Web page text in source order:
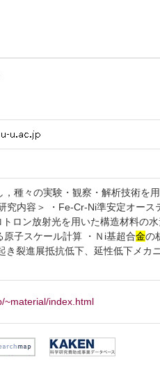
種々の実験・観察・解析技術を
究内容＞ ・Fe-Cr-Ni準安定オー
ロン放射光を用いた構造材料の
子スケール計算 ・Ｎi基超合金の
き裂進展抵抗低下、延性低下メカ
~material/index.html